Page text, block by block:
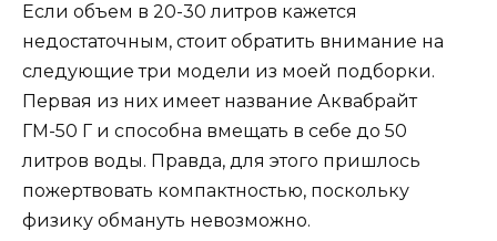
Если объем в 20-30 литров кажется
недостаточным, стоит обратить внимание на
следующие три модели из моей подборки.
Первая из них имеет название Аквабрайт
ГМ-50 Г и способна вмещать в себе до 50
литров воды. Правда, для этого пришлось
пожертвовать компактностью, поскольку
физику обмануть невозможно.